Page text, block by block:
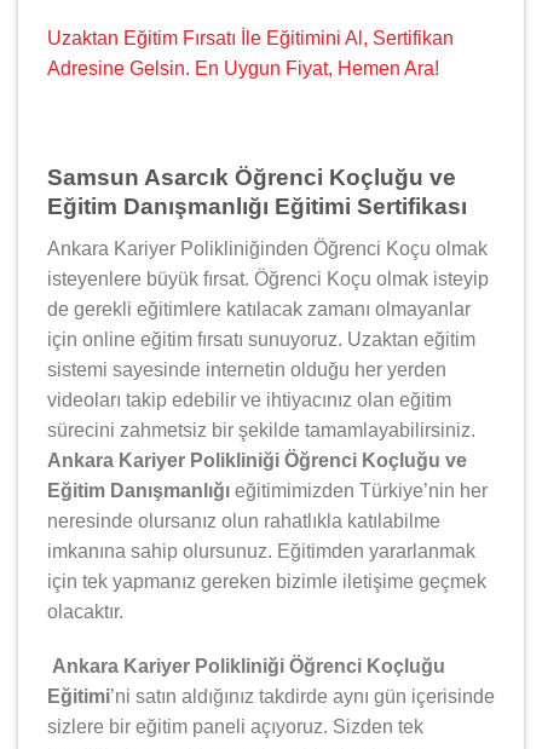
Uzaktan Eğitim Fırsatı İle Eğitimini Al, Sertifikan
Adresine Gelsin. En Uygun Fiyat, Hemen Ara!
Samsun Asarcık Öğrenci Koçluğu ve
Eğitim Danışmanlığı Eğitimi Sertifikası
Ankara Kariyer Polikliniğinden Öğrenci Koçu olmak
isteyenlere büyük fırsat. Öğrenci Koçu olmak isteyip
de gerekli eğitimlere katılacak zamanı olmayanlar
için online eğitim fırsatı sunuyoruz. Uzaktan eğitim
sistemi sayesinde internetin olduğu her yerden
videoları takip edebilir ve ihtiyacınız olan eğitim
sürecini zahmetsiz bir şekilde tamamlayabilirsiniz.
Ankara Kariyer Polikliniği Öğrenci Koçluğu ve
Eğitim Danışmanlığı eğitimimizden Türkiye’nin her
neresinde olursanız olun rahatlıkla katılabilme
imkanına sahip olursunuz. Eğitimden yararlanmak
için tek yapmanız gereken bizimle iletişime geçmek
olacaktır.
Ankara Kariyer Polikliniği Öğrenci Koçluğu
Eğitimi’ni satın aldığınız takdirde aynı gün içerisinde
sizlere bir eğitim paneli açıyoruz. Sizden tek